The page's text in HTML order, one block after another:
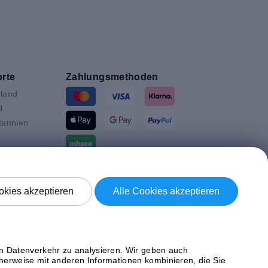
Zahlungsmethoden
Versand mit
akzeptieren
Alle Cookies akzeptieren
Datenverkehr zu analysieren. Wir geben auch
mit anderen Informationen kombinieren, die Sie